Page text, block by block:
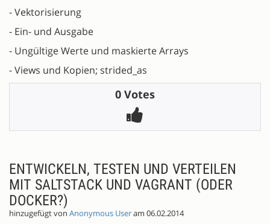
- Vektorisierung
- Ein- und Ausgabe
- Ungültige Werte und maskierte Arrays
- Views und Kopien; strided_as
0 Votes
ENTWICKELN, TESTEN UND VERTEILEN
MIT SALTSTACK UND VAGRANT (ODER
DOCKER?)
hinzugefügt von Anonymous Useram 06.02.2014